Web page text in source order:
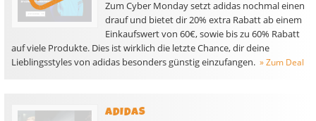
Zum Cyber Monday setzt adidas nochmal einen
drauf und bietet dir 20% extra Rabatt ab einem
Einkaufswert von 60€, sowie bis zu 60% Rabatt
auf viele Produkte. Dies ist wirklich die letzte Chance, dir deine
Lieblingsstyles von adidas besonders günstig einzufangen. » Zum Deal
ADIDAS